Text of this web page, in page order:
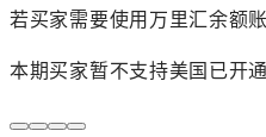
若买家需要使用万里汇余额
本期买家暂不支持美国已开